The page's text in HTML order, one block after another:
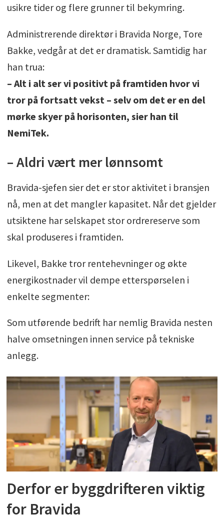
usikre tider og flere grunner til bekymring.
Administrerende direktør i Bravida Norge, Tore
Bakke, vedgår at det er dramatisk. Samtidig har
han trua:
– Alt i alt ser vi positivt på framtiden hvor vi
tror på fortsatt vekst – selv om det er en del
mørke skyer på horisonten, sier han til
NemiTek.
– Aldri vært mer lønnsomt
Bravida-sjefen sier det er stor aktivitet i bransjen
nå, men at det mangler kapasitet. Når det gjelder
utsiktene har selskapet stor ordrereserve som
skal produseres i framtiden.
Likevel, Bakke tror rentehevninger og økte
energikostnader vil dempe etterspørselen i
enkelte segmenter:
Som utførende bedrift har nemlig Bravida nesten
halve omsetningen innen service på tekniske
anlegg.
Derfor er byggdrifteren viktig
for Bravida